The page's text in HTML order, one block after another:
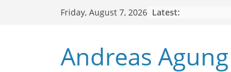
Friday, August 7, 2026 Latest:
Andreas Agung